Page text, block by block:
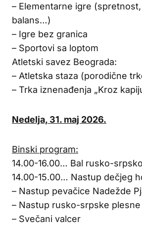
– Elementarne igre
balans…)
– Igre bez granica
– Sportovi sa loptom
Atletski savez Beograda:
– Atletska staza (porodične
– Trka iznenađenja „Kroz
Nedelja, 31. maj 2026.
Binski program:
14.00-16.00… Bal rusko-
14.00-15.00… Nastup dečjeg
– Nastup pevačice Nadežde
– Nastup rusko-srpske
– Svečani valcer